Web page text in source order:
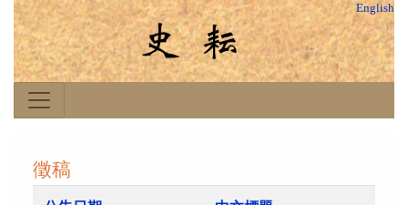
English
徵稿